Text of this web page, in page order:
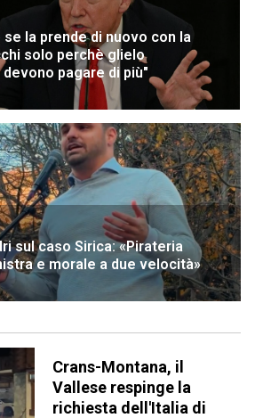
se la prende di nuovo con la
solo perchè glielo
pagare di più"
sul caso Sirica: «Pirateria
e morale a due velocità»
Crans-Montana, il
Vallese respinge la
richiesta dell'Italia di